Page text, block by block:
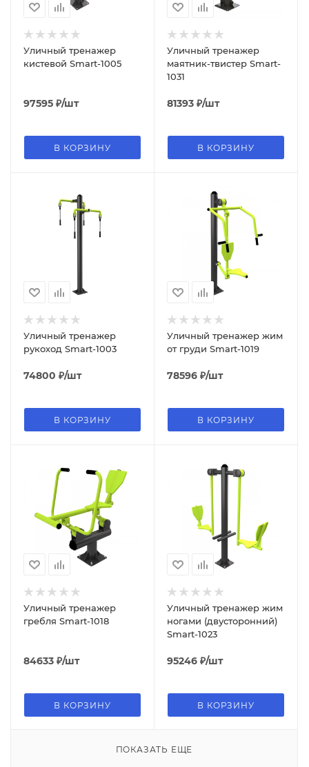
Уличный тренажер
кистевой Smart-1005
97595 ₽/шт
В КОРЗИНУ
Уличный тренажер
маятник-твистер Smart-
1031
81393 ₽/шт
В КОРЗИНУ
Уличный тренажер
рукоход Smart-1003
74800 ₽/шт
В КОРЗИНУ
Уличный тренажер жим
от груди Smart-1019
78596 ₽/шт
В КОРЗИНУ
Уличный тренажер
гребля Smart-1018
84633 ₽/шт
В КОРЗИНУ
Уличный тренажер жим
ногами (двусторонний)
Smart-1023
95246 ₽/шт
В КОРЗИНУ
ПОКАЗАТЬ ЕЩЕ